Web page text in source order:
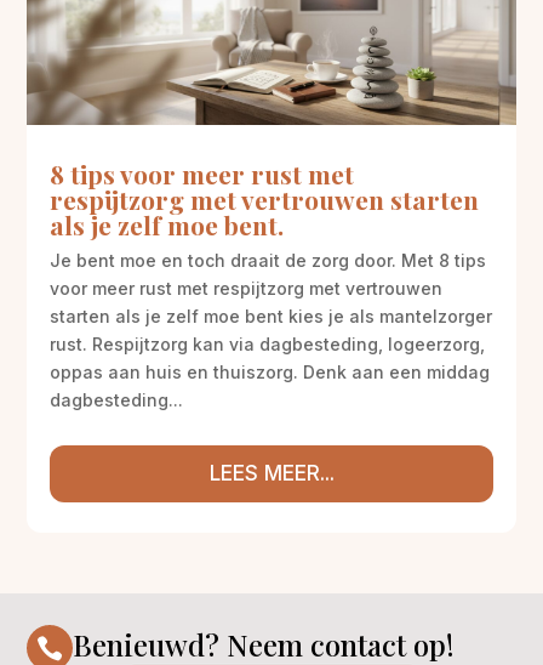
8 tips voor meer rust met
respijtzorg met vertrouwen starten
als je zelf moe bent.
Je bent moe en toch draait de zorg door. Met 8 tips
voor meer rust met respijtzorg met vertrouwen
starten als je zelf moe bent kies je als mantelzorger
rust. Respijtzorg kan via dagbesteding, logeerzorg,
oppas aan huis en thuiszorg. Denk aan een middag
dagbesteding...
LEES MEER...
 Benieuwd? Neem contact op!